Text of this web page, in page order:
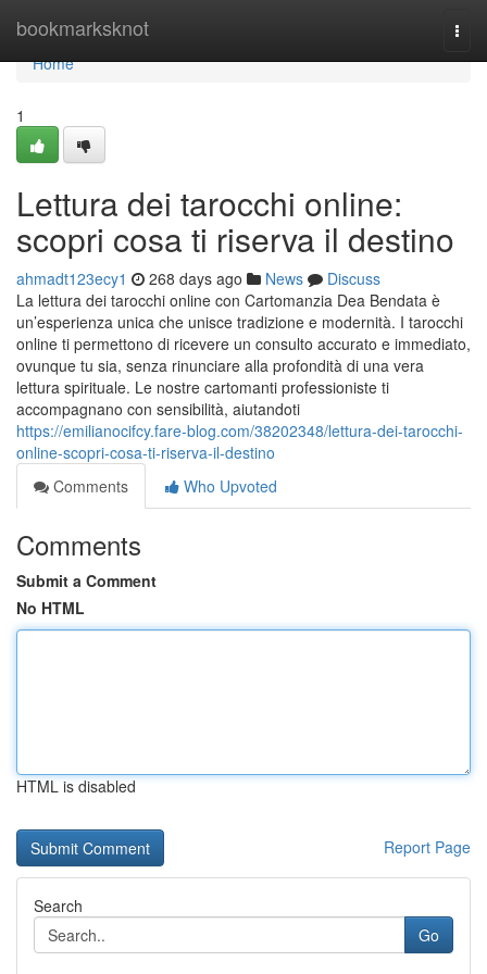
bookmarksknot
Home
Home
1
Lettura dei tarocchi online:
scopri cosa ti riserva il destino
ahmadt123ecy1 268 days ago News
Discuss
La lettura dei tarocchi online con Cartomanzia Dea Bendata è
un’esperienza unica che unisce tradizione e modernità. I tarocchi
online ti permettono di ricevere un consulto accurato e immediato,
ovunque tu sia, senza rinunciare alla profondità di una vera
lettura spirituale. Le nostre cartomanti professioniste ti
accompagnano con sensibilità, aiutandoti
https://emilianocifcy.fare-blog.com/38202348/lettura-dei-tarocchi-
online-scopri-cosa-ti-riserva-il-destino
Comments
Who Upvoted
Comments
Submit a Comment
No HTML
HTML is disabled
Report Page
Search
Go